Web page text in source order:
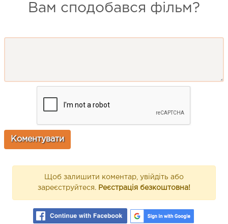
Вам сподобався фільм?
Щоб залишити коментар, увійдіть або
зареєструйтеся. Реєстрація безкоштовна!